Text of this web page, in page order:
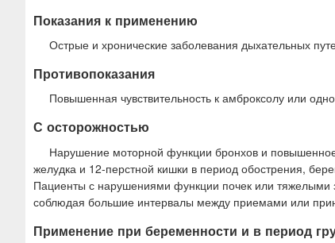
Показания к применению
Острые и хронические заболевания дыхательных
Противопоказания
Повышенная чувствительность к амброксолу или
С осторожностью
Нарушение моторной функции бронхов и
желудка и 12-перстной кишки в период обострения,
Пациенты с нарушениями функции почек или
соблюдая большие интервалы между приемами или
Применение при беременности и в период